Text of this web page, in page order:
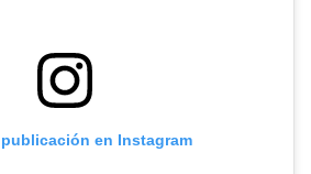
publicación en Instagram